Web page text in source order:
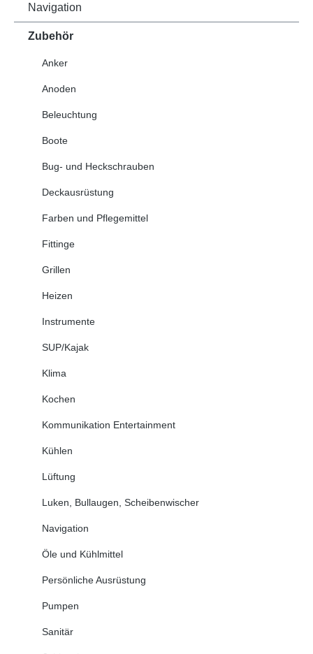
Navigation
Zubehör
Anker
Anoden
Beleuchtung
Boote
Bug- und Heckschrauben
Deckausrüstung
Farben und Pflegemittel
Fittinge
Grillen
Heizen
Instrumente
SUP/Kajak
Klima
Kochen
Kommunikation Entertainment
Kühlen
Lüftung
Luken, Bullaugen, Scheibenwischer
Navigation
Öle und Kühlmittel
Persönliche Ausrüstung
Pumpen
Sanitär